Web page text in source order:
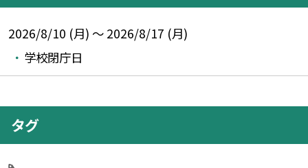
2026/8/10 (月) ～ 2026/8/17 (月)
学校閉庁日
タグ